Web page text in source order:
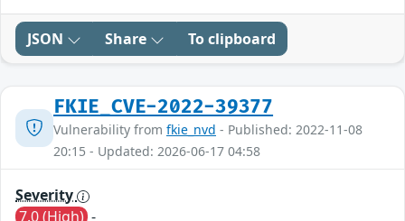
JSON Share To clipboard
FKIE_CVE-2022-39377
Vulnerability from fkie_nvd - Published: 2022-11-08
20:15 - Updated: 2026-06-17 04:58
Severity
7.0 (High) -